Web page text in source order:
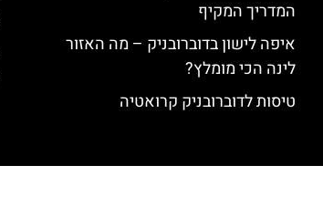
המדריך המקיף
איפה לישון בדוברובניק – מה האזור
לינה הכי מומלץ?
טיסות לדוברובניק קרואטיה